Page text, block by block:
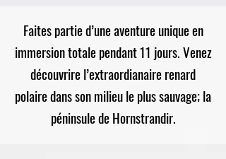
Faites partie d’une aventure unique en
immersion totale pendant 11 jours. Venez
découvrire l’extraordianaire renard
polaire dans son milieu le plus sauvage; la
péninsule de Hornstrandir.